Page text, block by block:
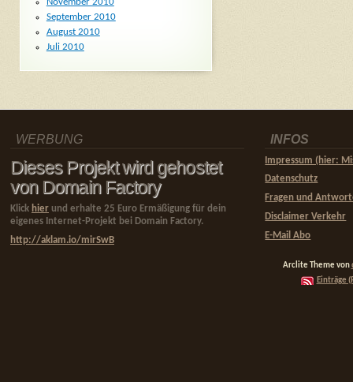
November 2010
September 2010
August 2010
Juli 2010
WERBUNG
Dieses Projekt wird gehostet
von Domain Factory
Klick hier und erhalte 25 Euro Ermäßigung für dein
eigenes Internet-Projekt bei Domain Factory.
http://aklam.io/mirSwB
INFOS
Impressum (hier:
Datenschutz
Fragen und
Disclaimer Verkehr
E-Mail Abo
Arclite Theme von
Einträge